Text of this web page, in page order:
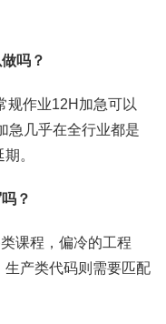
吗？
规作业12H加急可以
急几乎在全行业都是
。
？
课程，偏冷的工程
产类代码则需要匹配